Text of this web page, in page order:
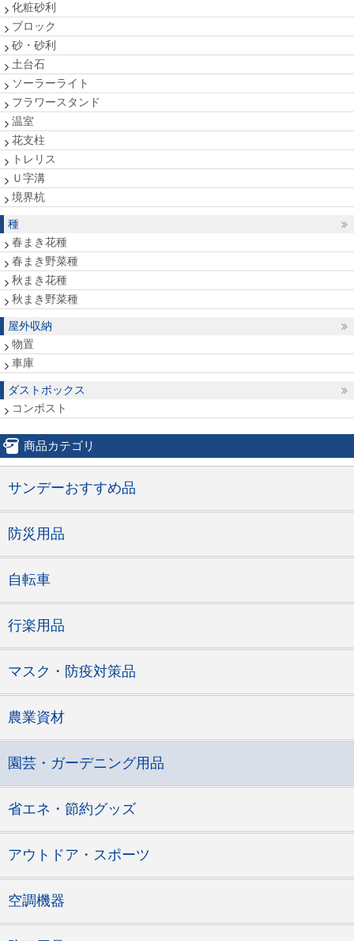
化粧砂利
ブロック
砂・砂利
土台石
ソーラーライト
フラワースタンド
温室
花支柱
トレリス
Ｕ字溝
境界杭
種
春まき花種
春まき野菜種
秋まき花種
秋まき野菜種
屋外収納
物置
車庫
ダストボックス
コンポスト
商品カテゴリ
サンデーおすすめ品
防災用品
自転車
行楽用品
マスク・防疫対策品
農業資材
園芸・ガーデニング用品
省エネ・節約グッズ
アウトドア・スポーツ
空調機器